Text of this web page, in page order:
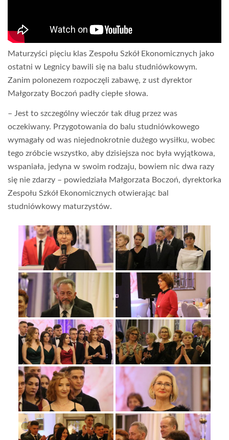
Maturzyści pięciu klas Zespołu Szkół Ekonomicznych jako
ostatni w Legnicy bawili się na balu studniówkowym.
Zanim polonezem rozpoczęli zabawę, z ust dyrektor
Małgorzaty Boczoń padły ciepłe słowa.
– Jest to szczególny wieczór tak dług przez was
oczekiwany. Przygotowania do balu studniówkowego
wymagały od was niejednokrotnie dużego wysiłku, wobec
tego zróbcie wszystko, aby dzisiejsza noc była wyjątkowa,
wspaniała, jedyna w swoim rodzaju, bowiem nic dwa razy
się nie zdarzy – powiedziała Małgorzata Boczoń, dyrektorka
Zespołu Szkół Ekonomicznych otwierając bal
studniówkowy maturzystów.